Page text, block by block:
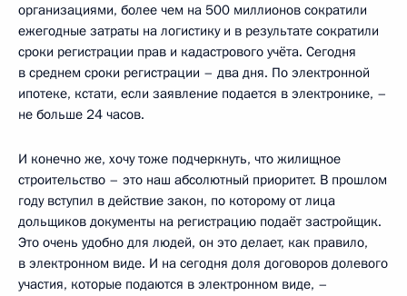
организациями, более чем на 500 миллионов сократили
ежегодные затраты на логистику и в результате сократили
сроки регистрации прав и кадастрового учёта. Сегодня
в среднем сроки регистрации – два дня. По электронной
ипотеке, кстати, если заявление подается в электронике, –
не больше 24 часов.
И конечно же, хочу тоже подчеркнуть, что жилищное
строительство – это наш абсолютный приоритет. В прошлом
году вступил в действие закон, по которому от лица
дольщиков документы на регистрацию подаёт застройщик.
Это очень удобно для людей, он это делает, как правило,
в электронном виде. И на сегодня доля договоров долевого
участия, которые подаются в электронном виде, –